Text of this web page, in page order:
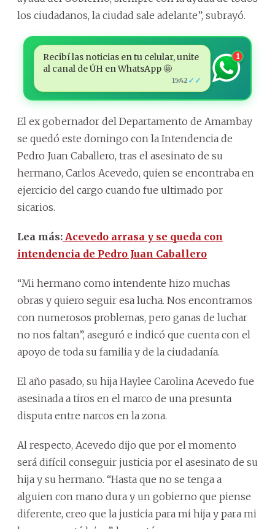
los ciudadanos, la ciudad sale adelante”, subrayó.
Recibí las noticias en tu celular, unite
al canal de ÚH en WhatsApp 🤩
15:42 ✓✓
1
El ex gobernador del Departamento de Amambay
se quedó este domingo con la Intendencia de
Pedro Juan Caballero, tras el asesinato de su
hermano, Carlos Acevedo, quien se encontraba en
ejercicio del cargo cuando fue ultimado por
sicarios.
Lea más: Acevedo arrasa y se queda con
intendencia de Pedro Juan Caballero
“Mi hermano como intendente hizo muchas
obras y quiero seguir esa lucha. Nos encontramos
con numerosos problemas, pero ganas de luchar
no nos faltan”, aseguró e indicó que cuenta con el
apoyo de toda su familia y de la ciudadanía.
El año pasado, su hija Haylee Carolina Acevedo fue
asesinada a tiros en el marco de una presunta
disputa entre narcos en la zona.
Al respecto, Acevedo dijo que por el momento
será difícil conseguir justicia por el asesinato de su
hija y su hermano. “Hasta que no se tenga a
alguien con mano dura y un gobierno que piense
diferente, creo que la justicia para mi hija y para mi